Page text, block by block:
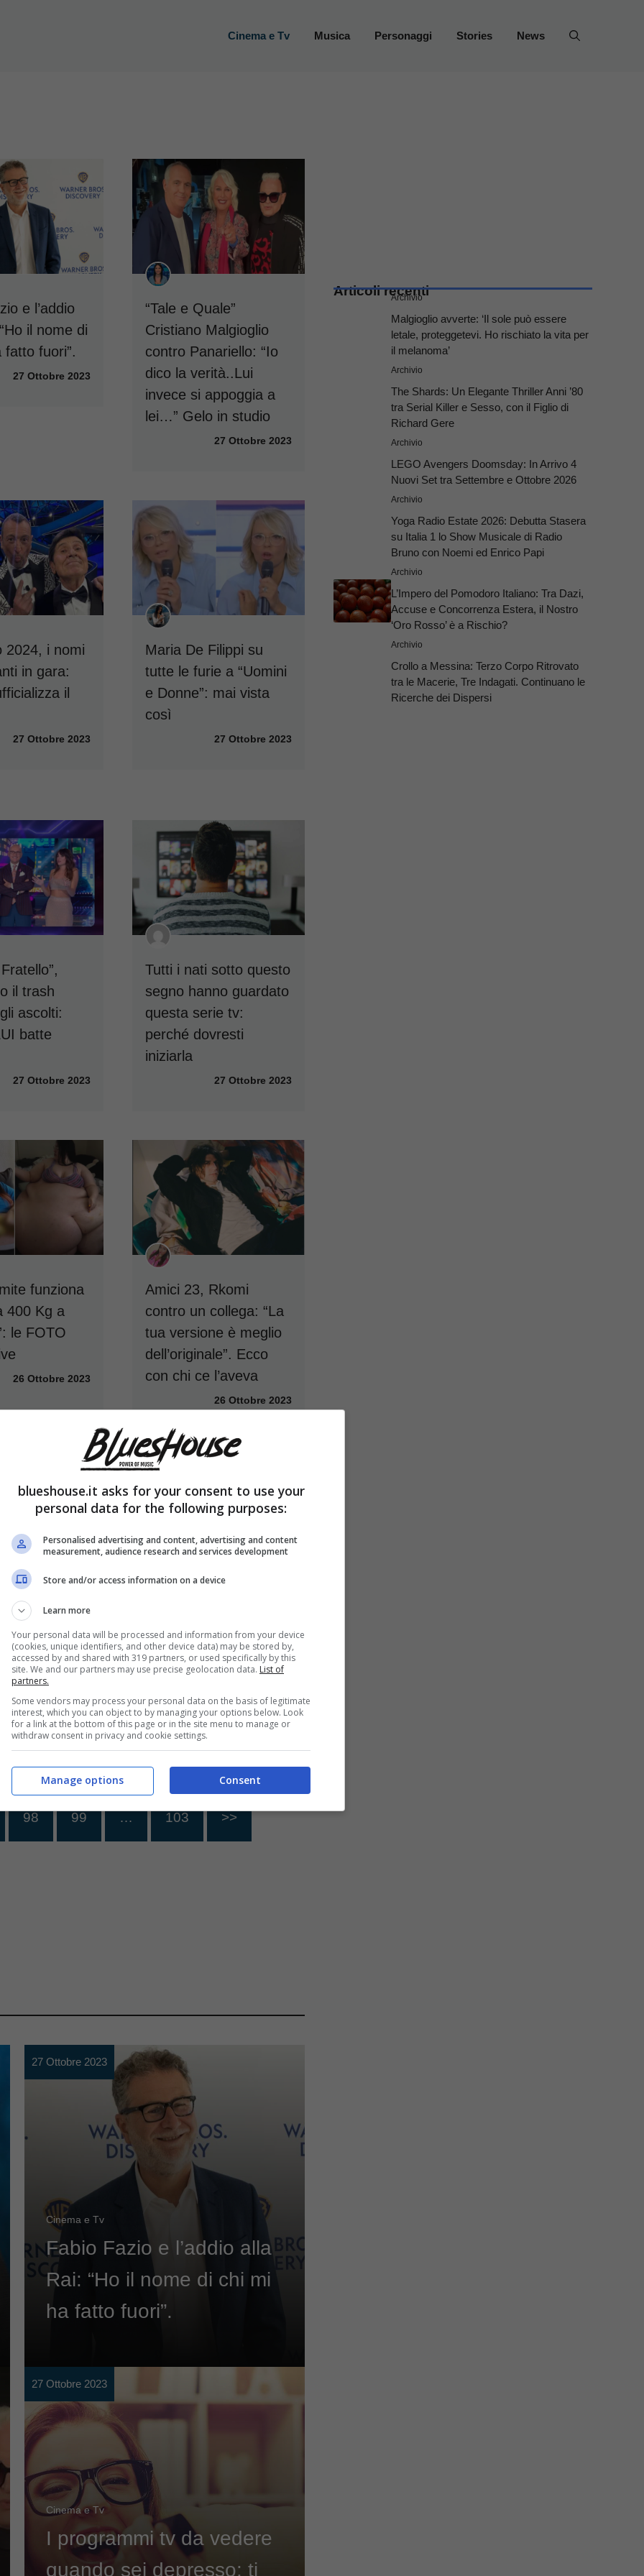
Cinema e Tv Musica Personaggi Stories News
e l’addio
il nome di
fatto fuori”.
27 Ottobre 2023
“Tale e Quale”
Cristiano Malgioglio
contro Panariello: “Io
dico la verità..Lui
invece si appoggia a
lei…” Gelo in studio
27 Ottobre 2023
2024, i nomi
in gara:
il
27 Ottobre 2023
Maria De Filippi su
tutte le furie a “Uomini
e Donne”: mai vista
così
27 Ottobre 2023
il trash
ascolti:
batte
27 Ottobre 2023
Tutti i nati sotto questo
segno hanno guardato
questa serie tv:
perché dovresti
iniziarla
27 Ottobre 2023
funziona
400 Kg a
le FOTO
26 Ottobre 2023
Amici 23, Rkomi
contro un collega: “La
tua versione è meglio
dell’originale”. Ecco
con chi ce l’aveva
26 Ottobre 2023
dopo
Greta lascia
penso a
Casa
26 Ottobre 2023
anche Fiorello, la
risposta del conduttore
non si fa attendere
26 Ottobre 2023
98 99 … 103 >>
27 Ottobre 2023
Cinema e Tv
Fabio Fazio e l’addio alla
Rai: “Ho il nome di chi mi
ha fatto fuori”.
27 Ottobre 2023
Cinema e Tv
I programmi tv da vedere
quando sei depresso: ti
Articoli recenti
Archivio
Malgioglio avverte: ‘Il sole può essere
letale, proteggetevi. Ho rischiato la vita per
il melanoma’
Archivio
The Shards: Un Elegante Thriller Anni ’80
tra Serial Killer e Sesso, con il Figlio di
Richard Gere
Archivio
LEGO Avengers Doomsday: In Arrivo 4
Nuovi Set tra Settembre e Ottobre 2026
Archivio
Yoga Radio Estate 2026: Debutta Stasera
su Italia 1 lo Show Musicale di Radio
Bruno con Noemi ed Enrico Papi
Archivio
L’Impero del Pomodoro Italiano: Tra Dazi,
Accuse e Concorrenza Estera, il Nostro
‘Oro Rosso’ è a Rischio?
Archivio
Crollo a Messina: Terzo Corpo Ritrovato
tra le Macerie, Tre Indagati. Continuano le
Ricerche dei Dispersi
blueshouse.it asks for your consent to use your
personal data for the following purposes:
Personalised advertising and content, advertising and content
measurement, audience research and services development
Store and/or access information on a device
Learn more
Your personal data will be processed and information from your device
(cookies, unique identifiers, and other device data) may be stored by,
accessed by and shared with 319 partners, or used specifically by this
site. We and our partners may use precise geolocation data. List of
partners.
Some vendors may process your personal data on the basis of legitimate
interest, which you can object to by managing your options below. Look
for a link at the bottom of this page or in the site menu to manage or
withdraw consent in privacy and cookie settings.
Consent
Manage options